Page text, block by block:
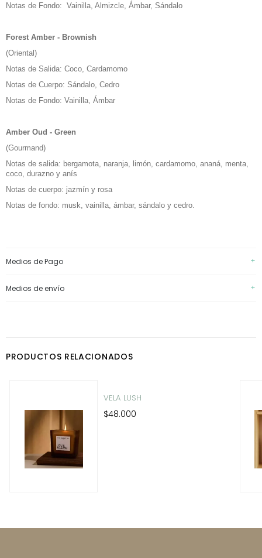
Notas de Fondo: Vainilla, Almizcle, Ámbar, Sándalo
Forest Amber - Brownish
(Oriental)
Notas de Salida: Coco, Cardamomo
Notas de Cuerpo: Sándalo, Cedro
Notas de Fondo: Vainilla, Ámbar
Amber Oud - Green
(Gourmand)
Notas de salida: bergamota, naranja, limón, cardamomo, ananá, menta,
coco, durazno y anís
Notas de cuerpo: jazmín y rosa
Notas de fondo: musk, vainilla, ámbar, sándalo y cedro.
+
Medios de Pago
+
Medios de envío
PRODUCTOS RELACIONADOS
VELA LUSH
$48.000